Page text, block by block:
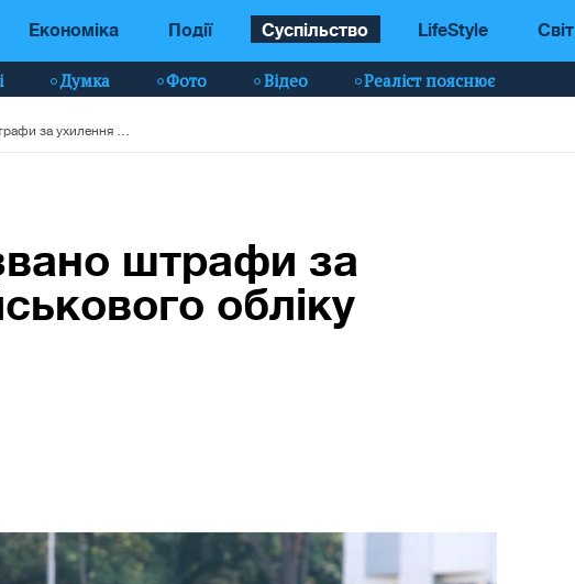
Економіка Події Суспільство LifeStyle Світ
Думка Фото Відео Реаліст пояснює
штрафи за
обліку